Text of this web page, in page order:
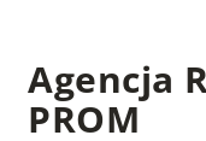
Agencja
PROM